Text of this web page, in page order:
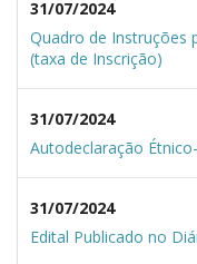
31/07/2024
Quadro de Instruções
(taxa de Inscrição)
31/07/2024
Autodeclaração
31/07/2024
Edital Publicado no